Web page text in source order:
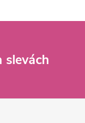
slevách